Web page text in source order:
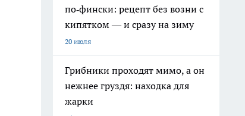
по‑фински: рецепт без возни с
кипятком — и сразу на зиму
20 июля
Грибники проходят мимо, а он
нежнее груздя: находка для
жарки